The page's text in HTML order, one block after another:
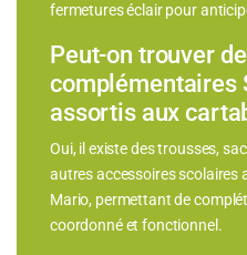
fermetures éclair pour
Peut-on trouver
complémentaires
assortis aux
Oui, il existe des trousses,
autres accessoires scolaires
Mario, permettant de
coordonné et fonctionnel.